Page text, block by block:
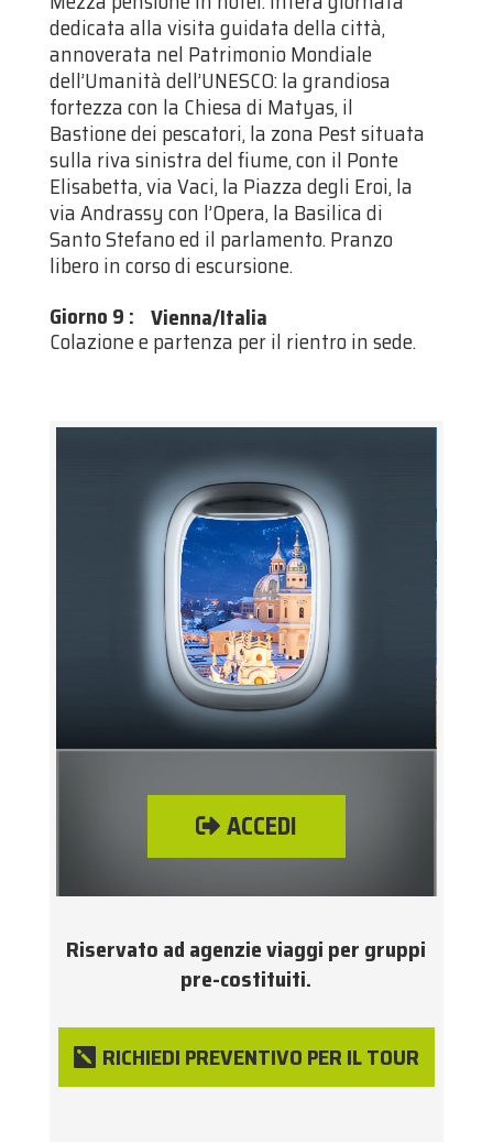
dedicata alla visita guidata della città,
annoverata nel Patrimonio Mondiale
dell’Umanità dell’UNESCO: la grandiosa
fortezza con la Chiesa di Matyas, il
Bastione dei pescatori, la zona Pest situata
sulla riva sinistra del fiume, con il Ponte
Elisabetta, via Vaci, la Piazza degli Eroi, la
via Andrassy con l’Opera, la Basilica di
Santo Stefano ed il parlamento. Pranzo
libero in corso di escursione.
Giorno 9 : Vienna/Italia
Colazione e partenza per il rientro in sede.
ACCEDI
Riservato ad agenzie viaggi per gruppi
pre-costituiti.
RICHIEDI PREVENTIVO PER IL TOUR